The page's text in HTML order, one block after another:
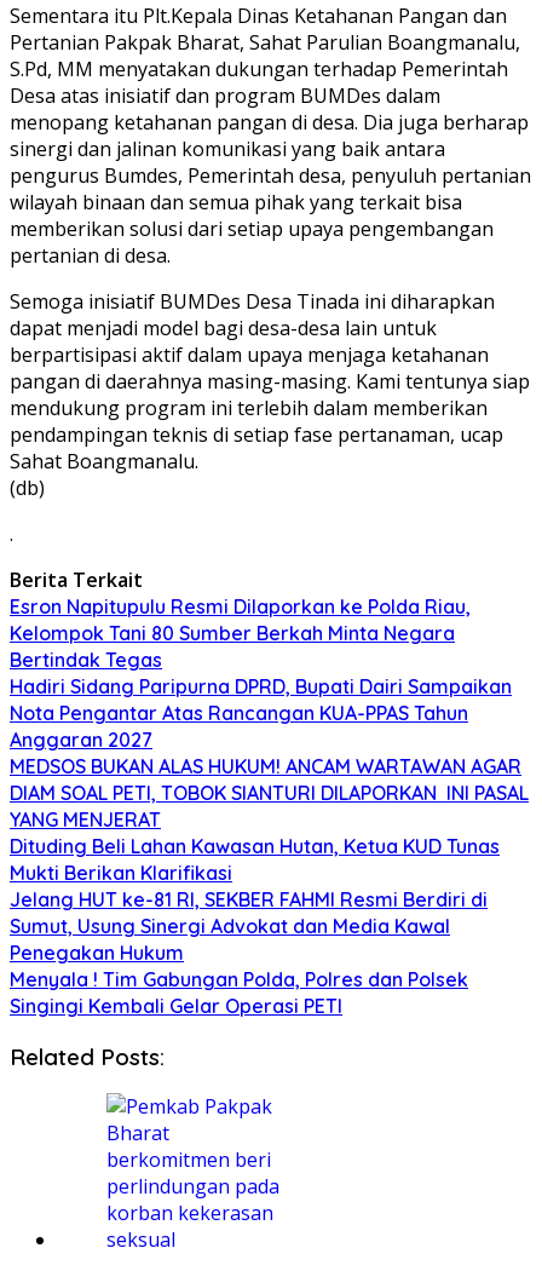
Sementara itu Plt.Kepala Dinas Ketahanan Pangan dan
Pertanian Pakpak Bharat, Sahat Parulian Boangmanalu,
S.Pd, MM menyatakan dukungan terhadap Pemerintah
Desa atas inisiatif dan program BUMDes dalam
menopang ketahanan pangan di desa. Dia juga berharap
sinergi dan jalinan komunikasi yang baik antara
pengurus Bumdes, Pemerintah desa, penyuluh pertanian
wilayah binaan dan semua pihak yang terkait bisa
memberikan solusi dari setiap upaya pengembangan
pertanian di desa.
Semoga inisiatif BUMDes Desa Tinada ini diharapkan
dapat menjadi model bagi desa-desa lain untuk
berpartisipasi aktif dalam upaya menjaga ketahanan
pangan di daerahnya masing-masing. Kami tentunya siap
mendukung program ini terlebih dalam memberikan
pendampingan teknis di setiap fase pertanaman, ucap
Sahat Boangmanalu.
(db)
.
Berita Terkait
Esron Napitupulu Resmi Dilaporkan ke Polda Riau,
Kelompok Tani 80 Sumber Berkah Minta Negara
Bertindak Tegas
Hadiri Sidang Paripurna DPRD, Bupati Dairi Sampaikan
Nota Pengantar Atas Rancangan KUA-PPAS Tahun
Anggaran 2027
MEDSOS BUKAN ALAS HUKUM! ANCAM WARTAWAN AGAR
DIAM SOAL PETI, TOBOK SIANTURI DILAPORKAN INI PASAL
YANG MENJERAT
Dituding Beli Lahan Kawasan Hutan, Ketua KUD Tunas
Mukti Berikan Klarifikasi
Jelang HUT ke-81 RI, SEKBER FAHMI Resmi Berdiri di
Sumut, Usung Sinergi Advokat dan Media Kawal
Penegakan Hukum
Menyala ! Tim Gabungan Polda, Polres dan Polsek
Singingi Kembali Gelar Operasi PETI
Related Posts: